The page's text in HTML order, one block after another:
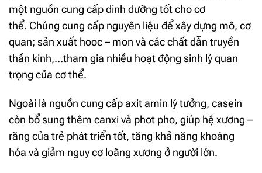
một nguồn cung cấp dinh dưỡng tốt cho cơ
thể. Chúng cung cấp nguyên liệu để xây dựng mô, cơ
quan; sản xuất hooc – mon và các chất dẫn truyền
thần kinh,…tham gia nhiều hoạt động sinh lý quan
trọng của cơ thể.
Ngoài là nguồn cung cấp axit amin lý tưởng, casein
còn bổ sung thêm canxi và phot pho, giúp hệ xương –
răng của trẻ phát triển tốt, tăng khả năng khoáng
hóa và giảm nguy cơ loãng xương ở người lớn.